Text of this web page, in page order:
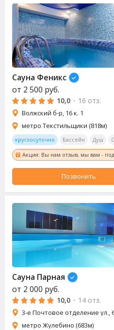
Сауна Феникс
от 2 500 руб.
10,0 · 16 отз.
Волжский б-р, 16 к. 1
метро Текстильщики (818м)
круглосуточно Бассейн Душ
Акция: Вы нам отзыв, мы вам -
Позвонить
Сауна Парная
от 2 000 руб.
10,0 · 14 отз.
3-е Почтовое отделение ул.,
метро Жулебино (683м)